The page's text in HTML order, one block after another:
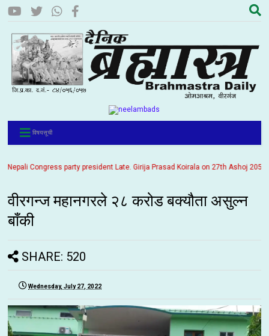
विषयसूची
Congress party president Late. Girija Prasad Koirala on 27th Ashoj 2057.
वीरगन्ज महानगरले २८ करोड बक्यौता असुल्न
बाँकी
SHARE: 520
Wednesday, July 27, 2022